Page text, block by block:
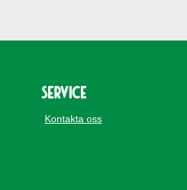
Service
Kontakta oss